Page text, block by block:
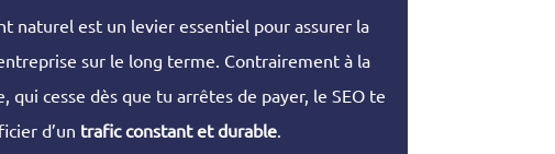
naturel est un levier essentiel pour assurer la
sur le long terme. Contrairement à la
qui cesse dès que tu arrêtes de payer, le SEO te
d’un trafic constant et durable.